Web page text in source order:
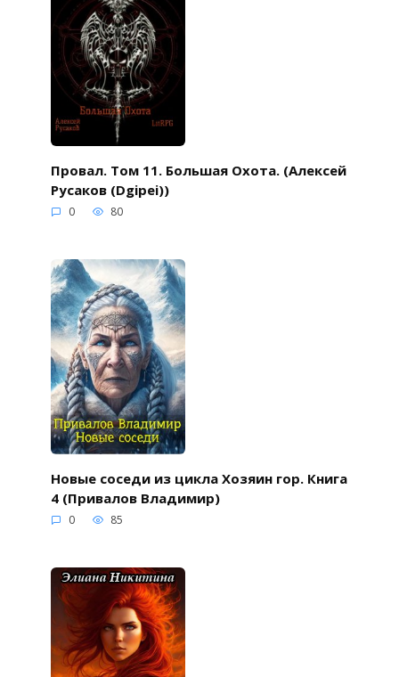
Провал. Том 11. Большая Охота. (Алексей
Русаков (Dgipei))
0 80
Новые соседи из цикла Хозяин гор. Книга
4 (Привалов Владимир)
0 85